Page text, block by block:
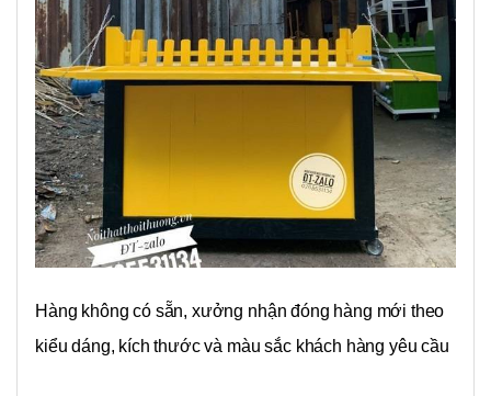
Hàng không có sẵn, xưởng nhận đóng hàng mới theo
kiểu dáng, kích thước và màu sắc khách hàng yêu cầu